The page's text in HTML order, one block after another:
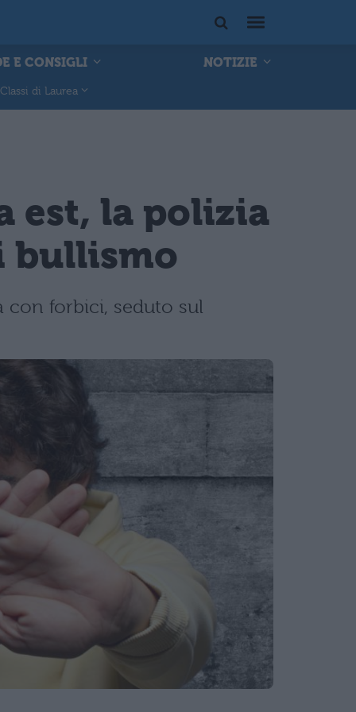
E CONSIGLI NOTIZIE
Classi di Laurea
est, la polizia
bullismo
con forbici, seduto sul